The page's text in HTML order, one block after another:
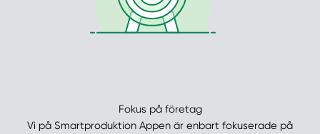
Fokus på företag
Vi på Smartproduktion Appen är enbart fokuserade på